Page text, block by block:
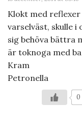
Klokt med reflexer
varselväst, skulle i
sig behöva bättra
är toknoga med
Kram
Petronella
0